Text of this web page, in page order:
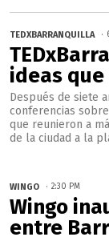
TEDXBARRANQUILLA
ideas
Después de siete
conferencias
que reunieron a
de la ciudad a la
WINGO 2:30 PM
Wingo
entre